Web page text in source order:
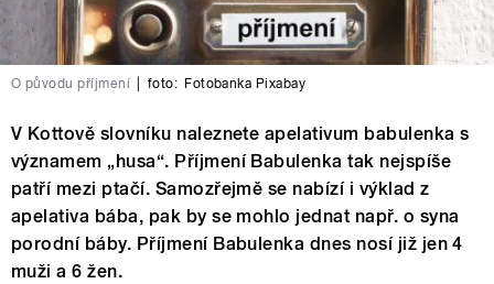
O původu příjmení foto: Fotobanka Pixabay
V Kottově slovníku naleznete apelativum babulenka s
významem „husa“. Příjmení Babulenka tak nejspíše
patří mezi ptačí. Samozřejmě se nabízí i výklad z
apelativa bába, pak by se mohlo jednat např. o syna
porodní báby. Příjmení Babulenka dnes nosí již jen 4
muži a 6 žen.